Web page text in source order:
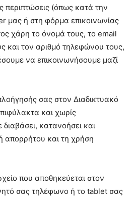
περιπτώσεις (όπως κατά την
μας ή στη φόρμα επικοινωνίας
χάρη το όνομά τους, το email
και τον αριθμό τηλεφώνου τους,
να επικοινωνήσουμε μαζί
σας στον Διαδικτυακό
και χωρίς
διαβάσει, κατανοήσει και
απορρήτου και τη χρήση
που αποθηκεύεται στον
σας τηλέφωνο ή το tablet σας